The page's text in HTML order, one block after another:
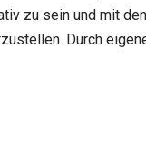
zu sein und mit den
Durch